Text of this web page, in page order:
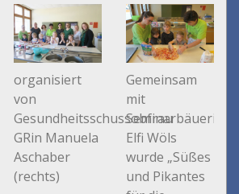
organisiert
von
Gesundheitsschussobfrau
GRin Manuela
Aschaber
(rechts)
Gemeinsam
mit
Seminarbäuerin
Elfi Wöls
wurde „Süßes
und Pikantes